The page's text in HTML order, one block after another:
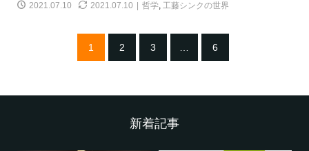
2021.07.10
2021.07.10 哲学, 工藤シンクの世界
1 2 3 6
新着記事